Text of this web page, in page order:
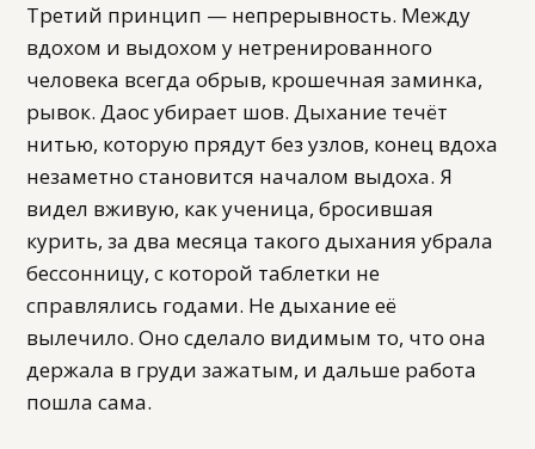
Третий принцип — непрерывность. Между
вдохом и выдохом у нетренированного
человека всегда обрыв, крошечная заминка,
рывок. Даос убирает шов. Дыхание течёт
нитью, которую прядут без узлов, конец вдоха
незаметно становится началом выдоха. Я
видел вживую, как ученица, бросившая
курить, за два месяца такого дыхания убрала
бессонницу, с которой таблетки не
справлялись годами. Не дыхание её
вылечило. Оно сделало видимым то, что она
держала в груди зажатым, и дальше работа
пошла сама.